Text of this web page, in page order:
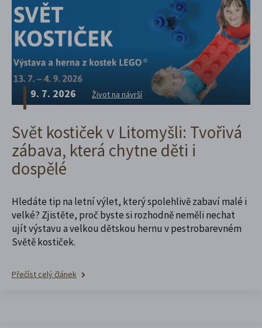
9. 7. 2026 Život na návrší
Svět kostiček v Litomyšli: Tvořivá
zábava, která chytne děti i
dospělé
Hledáte tip na letní výlet, který spolehlivě zabaví malé i
velké? Zjistěte, proč byste si rozhodně neměli nechat
ujít výstavu a velkou dětskou hernu v pestrobarevném
Světě kostiček.
Přečíst celý článek